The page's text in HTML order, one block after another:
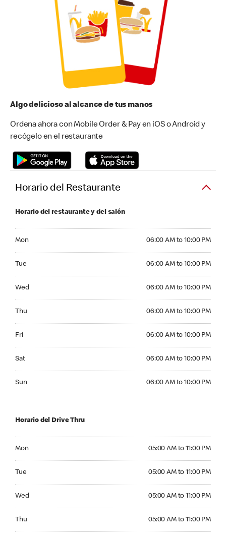
Algo delicioso al alcance de tus manos
Ordena ahora con Mobile Order & Pay en iOS o Android y
recógelo en el restaurante
Horario del Restaurante
Horario del restaurante y del salón
Mon 06:00 AM to 10:00 PM
Tue 06:00 AM to 10:00 PM
Wed 06:00 AM to 10:00 PM
Thu 06:00 AM to 10:00 PM
Fri 06:00 AM to 10:00 PM
Sat 06:00 AM to 10:00 PM
Sun 06:00 AM to 10:00 PM
Horario del Drive Thru
Mon 05:00 AM to 11:00 PM
Tue 05:00 AM to 11:00 PM
Wed 05:00 AM to 11:00 PM
Thu 05:00 AM to 11:00 PM